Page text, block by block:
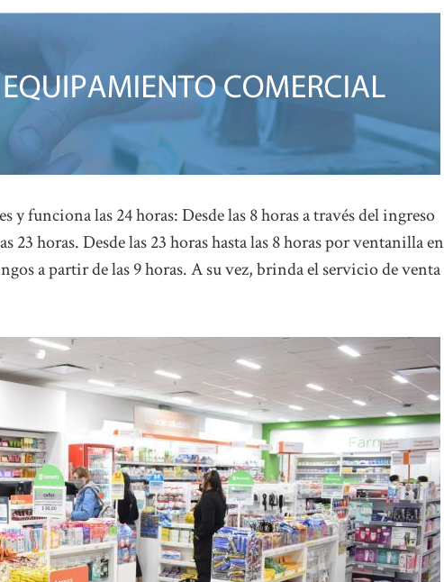
y funciona las 24 horas: Desde las 8 horas a través del ingreso
horas. Desde las 23 horas hasta las 8 horas por ventanilla en
a partir de las 9 horas. A su vez, brinda el servicio de venta